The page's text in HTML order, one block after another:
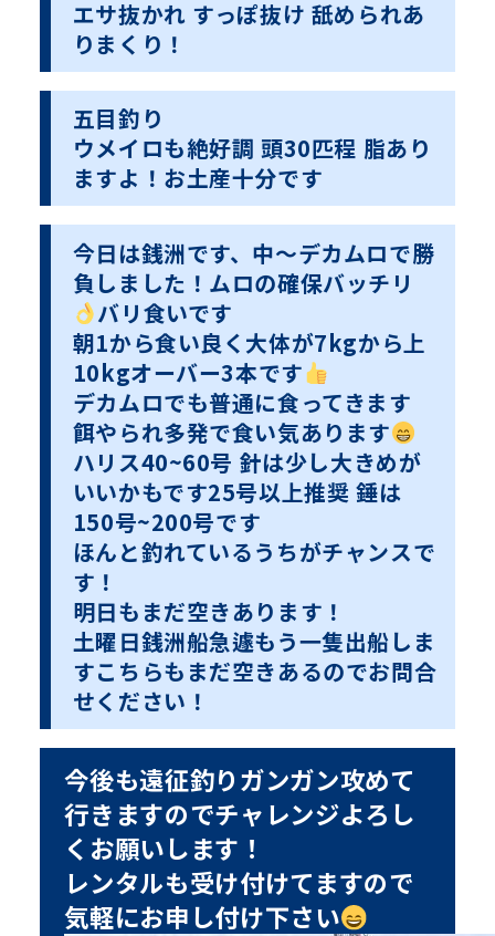
エサ抜かれ すっぽ抜け 舐められあ
りまくり！
五目釣り
ウメイロも絶好調 頭30匹程 脂あり
ますよ！お土産十分です
今日は銭洲です、中〜デカムロで勝
負しました！ムロの確保バッチリ
バリ食いです
朝1から食い良く大体が7kgから上
10kgオーバー3本です
デカムロでも普通に食ってきます
餌やられ多発で食い気あります
ハリス40~60号 針は少し大きめが
いいかもです25号以上推奨 錘は
150号~200号です
ほんと釣れているうちがチャンスで
す！
明日もまだ空きあります！
土曜日銭洲船急遽もう一隻出船しま
すこちらもまだ空きあるのでお問合
せください！
今後も遠征釣りガンガン攻めて
行きますのでチャレンジよろし
くお願いします！
レンタルも受け付けてますので
気軽にお申し付け下さい